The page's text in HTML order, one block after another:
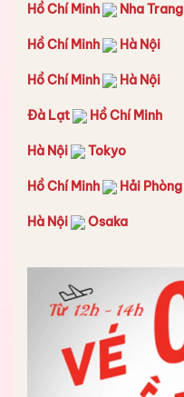
Hồ Chí Minh Nha Trang
Hồ Chí Minh Hà Nội
Hồ Chí Minh Hà Nội
Đà Lạt Hồ Chí Minh
Hà Nội Tokyo
Hồ Chí Minh Hải Phòng
Hà Nội Osaka